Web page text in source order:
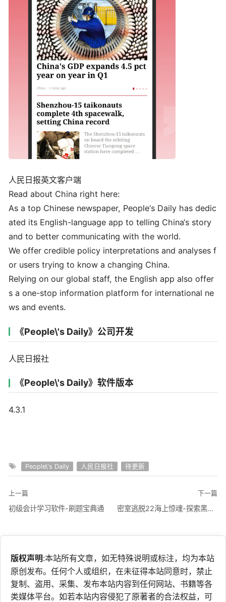
人民日报英文客户端
Read about China right here:
As a top Chinese newspaper, People‘s Daily has dedic
ated its English-language app to telling China‘s story
and to better communicating with the world.
We offer credible policy interpretations and analyses f
or users trying to know a changing China.
Relying on our global staff, the English app also offer
s a one-stop information platform for international ne
ws and events.
《People\'s Daily》公司开发
人民日报社
《People\'s Daily》软件版本
4.3.1
People\'s Daily 人民日报社 待更新
上一篇
初级会计学习软件-刷题宝典通
下一篇
密室逃脱22海上惊魂-探索黑暗奥秘
版权声明:本站所有文章，如无特殊说明或标注，均为本站
原创发布。任何个人或组织，在未征得本站同意时，禁止
复制、盗用、采集、发布本站内容到任何网站、书籍等各
类媒体平台。如若本站内容侵犯了原著者的合法权益，可